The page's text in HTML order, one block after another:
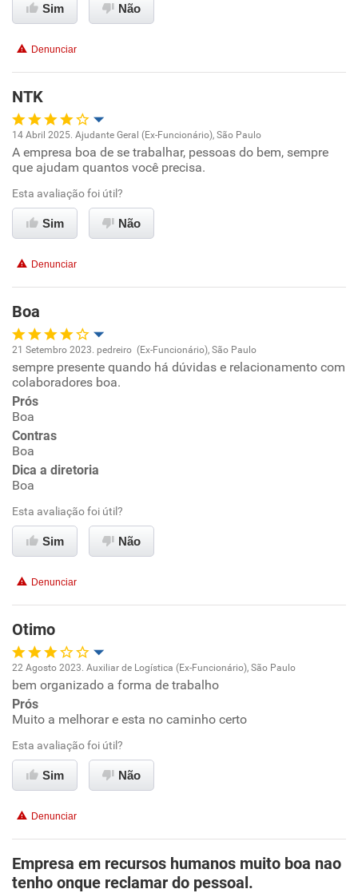
Recomenda a diretoria
Sim Não
Denunciar
NTK
Oportunidade de promoção
Ambiente de trabalho
Conciliação com a vida familiar
14 Abril 2025. Ajudante Geral (Ex-Funcionário), São Paulo
A empresa boa de se trabalhar, pessoas do bem, sempre
que ajudam quantos você precisa.
Esta avaliação foi útil?
Sim Não
Denunciar
Boa
Oportunidade de promoção
Ambiente de trabalho
Conciliação com a vida familiar
Benefícios
Recomenda esta empresa
Recomenda a diretoria
21 Setembro 2023. pedreiro (Ex-Funcionário), São Paulo
sempre presente quando há dúvidas e relacionamento com
colaboradores boa.
Prós
Boa
Contras
Boa
Dica a diretoria
Boa
Esta avaliação foi útil?
Sim Não
Denunciar
Otimo
Oportunidade de promoção
Ambiente de trabalho
Conciliação com a vida familiar
Recomenda a diretoria
22 Agosto 2023. Auxiliar de Logística (Ex-Funcionário), São Paulo
bem organizado a forma de trabalho
Prós
Muito a melhorar e esta no caminho certo
Esta avaliação foi útil?
Sim Não
Denunciar
Empresa em recursos humanos muito boa nao
tenho onque reclamar do pessoal.